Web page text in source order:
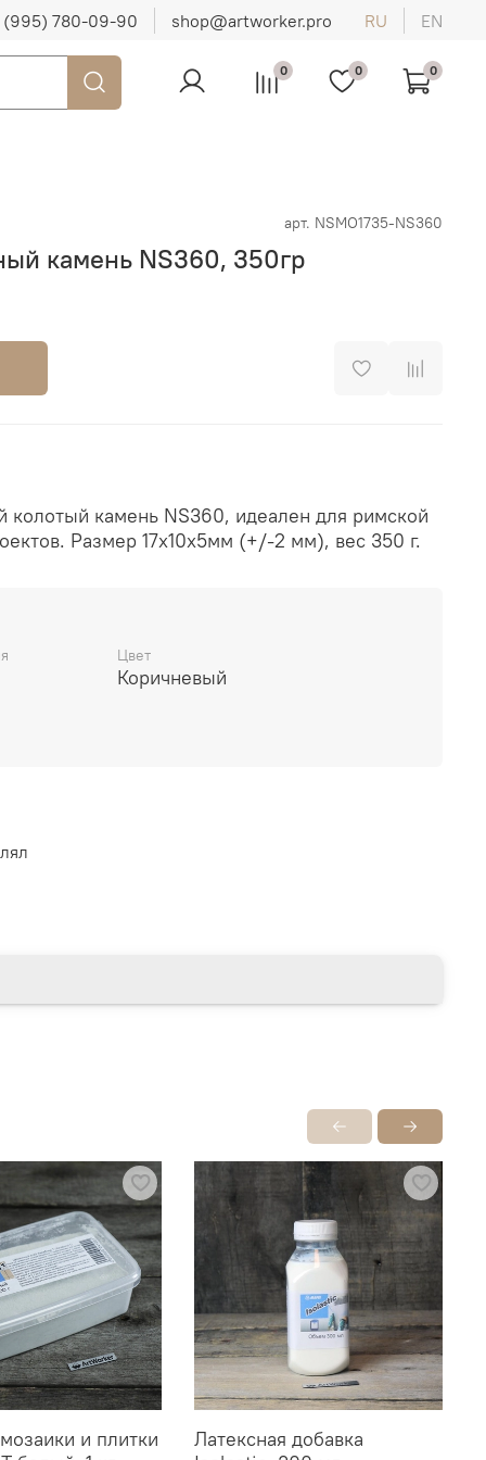
(995) 780-09-90 shop@artworker.pro RU EN
0 0 0
арт. NSMO1735-NS360
камень NS360, 350гр
колотый камень NS360, идеален для римской
Размер 17x10x5мм (+/-2 мм), вес 350 г.
Цвет
Коричневый
и плитки
Латексная добавка